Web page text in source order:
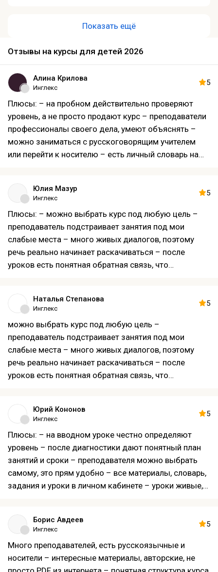
Показать ещё
Отзывы на курсы для детей 2026
Алина Крилова
Инглекс
5
Плюсы: – на пробном действительно проверяют
уровень, а не просто продают курс – преподаватели
профессионалы своего дела, умеют объяснять –
можно заниматься с русскоговорящим учителем
или перейти к носителю – есть личный словарь на
подробно, с комментариями по ошибкам Можно
улучшить: – критичных минусов не нашла, пока всё
устраивает
Юлия Мазур
Инглекс
5
Плюсы: – можно выбрать курс под любую цель –
преподаватель подстраивает занятия под мои
слабые места – много живых диалогов, поэтому
речь реально начинает раскачиваться – после
уроков есть понятная обратная связь, что
Можно улучшить: – хотелось бы чуть больше
разговорных клубов в разное время, чтобы чаще
попадать по расписанию
Наталья Степанова
Инглекс
5
можно выбрать курс под любую цель –
преподаватель подстраивает занятия под мои
слабые места – много живых диалогов, поэтому
речь реально начинает раскачиваться – после
уроков есть понятная обратная связь, что
Юрий Кононов
Инглекс
5
Плюсы: – на вводном уроке честно определяют
уровень – после диагностики дают понятный план
занятий и сроки – преподавателя можно выбрать
самому, это прям удобно – все материалы, словарь,
задания и уроки в личном кабинете – уроки живые,
преподаватель всегда поддерживает и мотивирует
Можно улучшить: – иногда домашку лень делать, но
это уже мой косяк))
Борис Авдеев
Инглекс
5
Много преподавателей, есть русскоязычные и
носители – интересные материалы, авторские, не